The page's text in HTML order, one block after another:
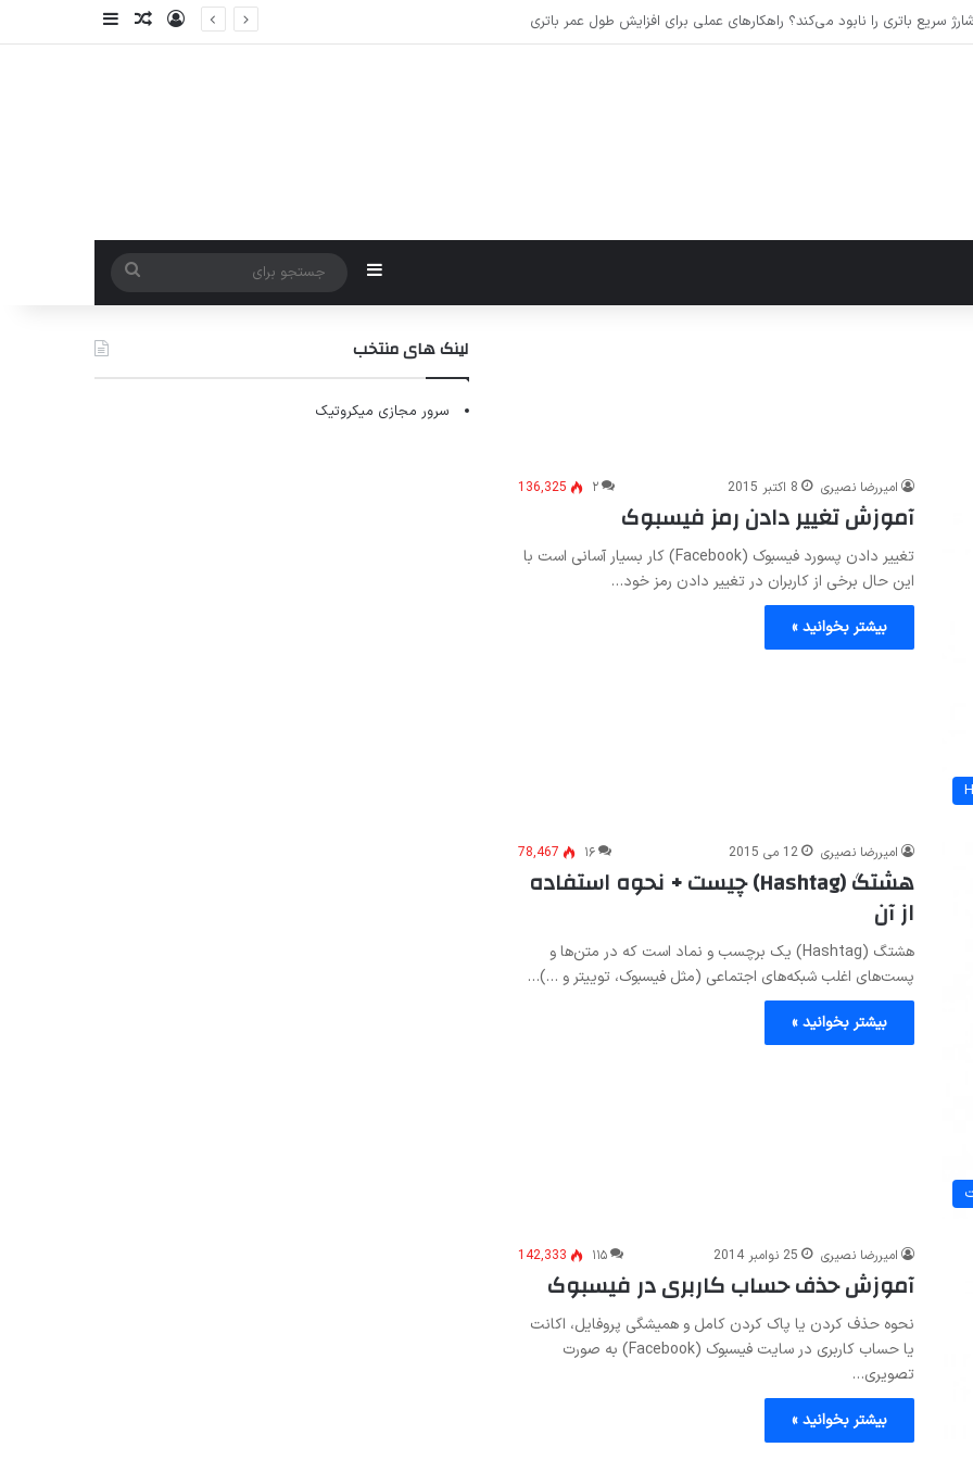
ورودنوشته تصادفی
سایدبار
سایدبار
جستجو
برای
امیررضا نصیری 8 اکتبر 2015 ۲ 136,325
آموزش تغییر دادن رمز فیسبوک
تغییر دادن پسورد فیسبوک (Facebook) کار بسیار آسانی است با
این حال برخی از کاربران در تغییر دادن رمز خود…
بیشتر بخوانید »
امیررضا نصیری 12 می 2015 ۱۶ 78,467
هشتگ (Hashtag) چیست + نحوه استفاده
از آن
هشتگ (Hashtag) یک برچسب و نماد است که در متن‌ها و
پست‌های اغلب شبکه‌های اجتماعی (مثل فیسبوک، توییتر و …)…
بیشتر بخوانید »
امیررضا نصیری 25 نوامبر 2014 ۱۱۵ 142,333
آموزش حذف حساب کاربری در فیسبوک
نحوه حذف کردن یا پاک کردن کامل و همیشگی پروفایل، اکانت
یا حساب کاربری در سایت فیسبوک (Facebook) به صورت
تصویری…
بیشتر بخوانید »
لینک های منتخب
سرور مجازی میکروتیک